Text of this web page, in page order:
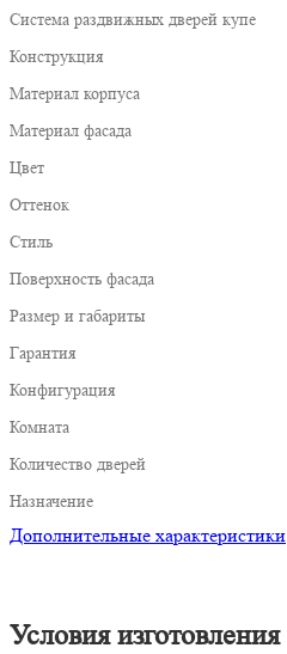
Система раздвижных дверей купе
Конструкция
Материал корпуса
Материал фасада
Цвет
Оттенок
Стиль
Поверхность фасада
Размер и габариты
Гарантия
Конфигурация
Комната
Количество дверей
Назначение
Дополнительные характеристики
Условия изготовления